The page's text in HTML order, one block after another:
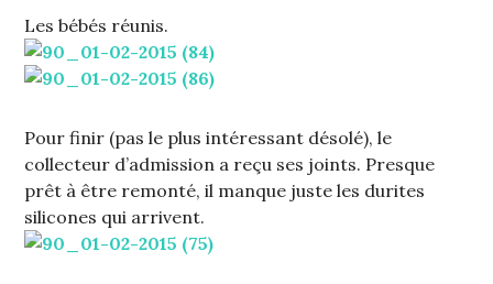
Les bébés réunis.
Pour finir (pas le plus intéressant désolé), le
collecteur d’admission a reçu ses joints. Presque
prêt à être remonté, il manque juste les durites
silicones qui arrivent.